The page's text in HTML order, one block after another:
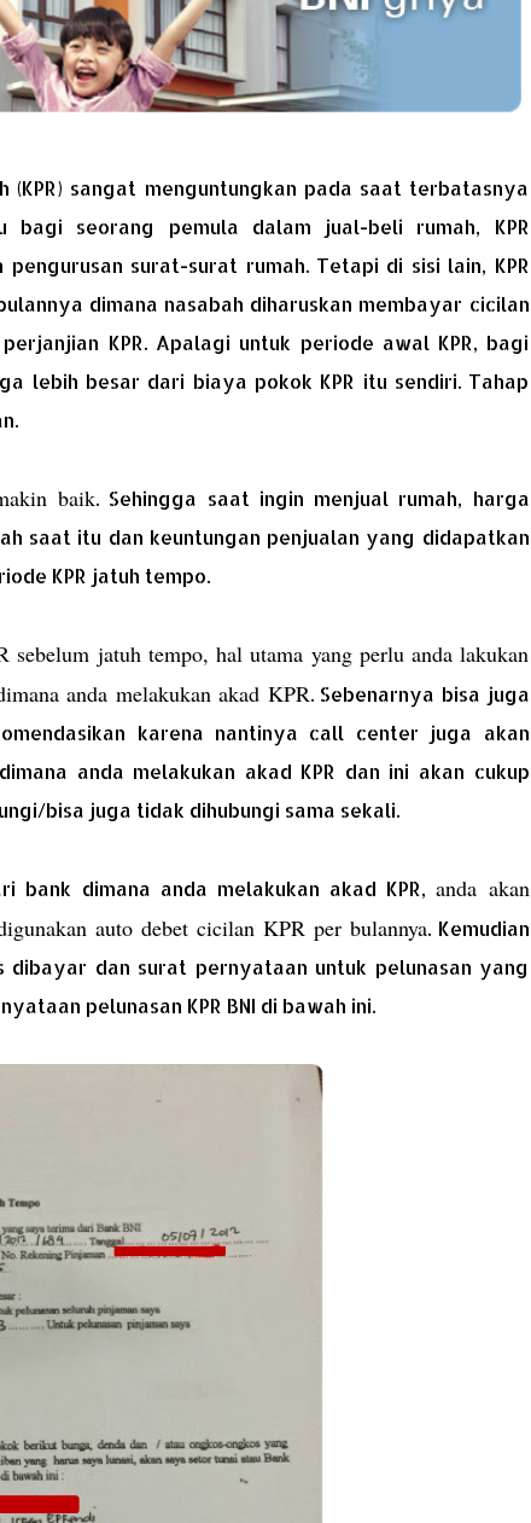
(KPR) sangat menguntungkan pada saat terbatasnya
bagi seorang pemula dalam jual-beli rumah, KPR
surat-surat rumah. Tetapi di sisi lain, KPR
dimana nasabah diharuskan membayar cicilan
KPR. Apalagi untuk periode awal KPR, bagi
lebih besar dari biaya pokok KPR itu sendiri. Tahap
baik. Sehingga saat ingin menjual rumah, harga
saat itu dan keuntungan penjualan yang didapatkan
KPR jatuh tempo.
sebelum jatuh tempo, hal utama yang perlu anda lakukan
anda melakukan akad KPR. Sebenarnya bisa juga
karena nantinya call center juga akan
anda melakukan akad KPR dan ini akan cukup
bisa juga tidak dihubungi sama sekali.
bank dimana anda melakukan akad KPR,anda akan
auto debet cicilan KPR per bulannya. Kemudian
dan surat pernyataan untuk pelunasan yang
pelunasan KPR BNI di bawah ini.